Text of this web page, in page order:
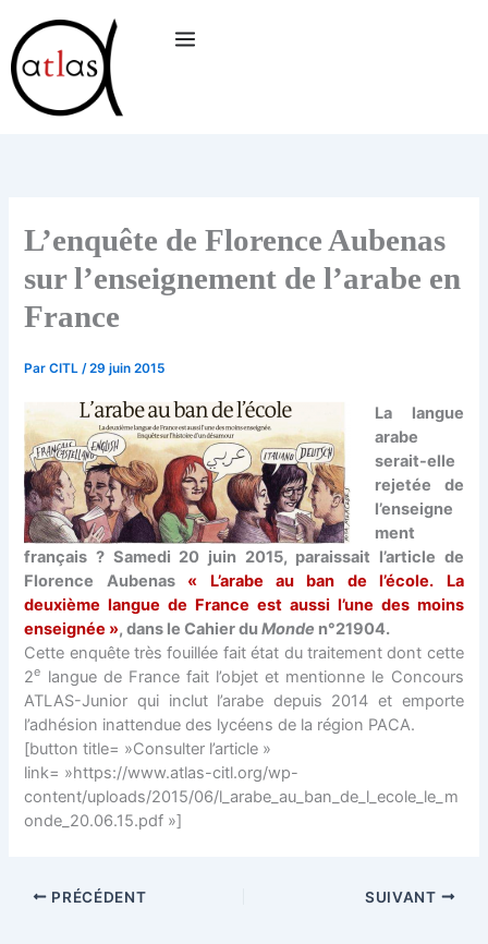
au
contenu
L’enquête de Florence Aubenas
sur l’enseignement de l’arabe en
France
ParCITL/29 juin 2015
La langue
arabe
serait-elle
rejetée de
l’enseigne
ment
français ? Samedi 20 juin 2015, paraissait l’article de
Florence Aubenas « L’arabe au ban de l’école. La
deuxième langue de France est aussi l’une des moins
enseignée », dans le Cahier duMonde n°21904.
Cette enquête très fouillée fait état du traitement dont cette
2e langue de France fait l’objet et mentionne le Concours
ATLAS-Junior qui inclut l’arabe depuis 2014 et emporte
l’adhésion inattendue des lycéens de la région PACA.
[button title= »Consulter l’article »
link= »https://www.atlas-citl.org/wp-
content/uploads/2015/06/l_arabe_au_ban_de_l_ecole_le_m
onde_20.06.15.pdf »]
PRÉCÉDENT SUIVANT